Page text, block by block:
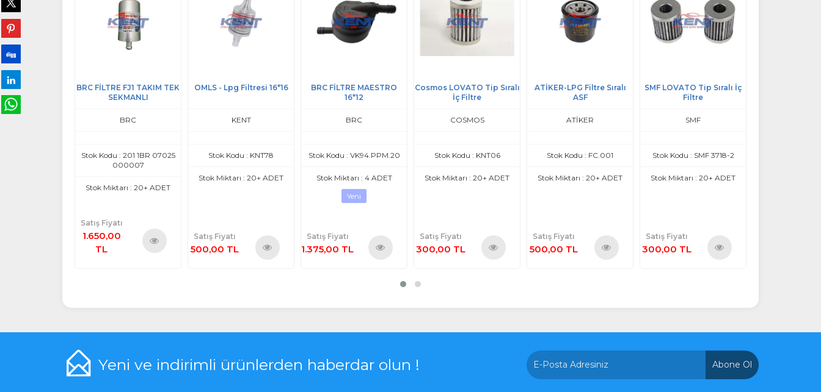
Tip Sıralı İç
Yeni Tip
BRC FİLTRE FJ1 TAKIM TEK
SEKMANLI
BRC
Stok Kodu : 201 1BR 07025
000007
Stok Miktarı : 20+ ADET
Satış Fiyatı
1.650,00
TL
OMLS - Lpg Filtresi 16*16
KENT
Stok Kodu : KNT78
Stok Miktarı : 20+ ADET
Satış Fiyatı
500,00 TL
BRC FİLTRE MAESTRO
16*12
BRC
Stok Kodu : VK94.PPM.20
Stok Miktarı : 4 ADET
Yeni
Satış Fiyatı
1.375,00 TL
Cosmos LOVATO Tip Sıralı
İç Filtre
COSMOS
Stok Kodu : KNT06
Stok Miktarı : 20+ ADET
Satış Fiyatı
300,00 TL
ATİKER-LPG Filtre Sıralı
ASF
ATİKER
Stok Kodu : FC.001
Stok Miktarı : 20+ ADET
Satış Fiyatı
500,00 TL
SMF LOVATO Tip Sıralı İç
Filtre
SMF
Stok Kodu : SMF 3718-2
Stok Miktarı : 20+ ADET
Satış Fiyatı
300,00 TL
Yeni ve indirimli ürünlerden haberdar olun ! Abone Ol